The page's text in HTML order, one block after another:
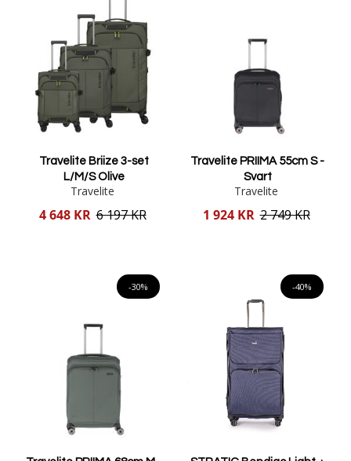
Travelite Briize 3-set
L/M/S Olive
Travelite
Reducerat
4 648 KR 6 197 KR
Travelite PRIIMA 55cm S -
Svart
Travelite
Reducerat
1 924 KR 2 749 KR
-30% -40%